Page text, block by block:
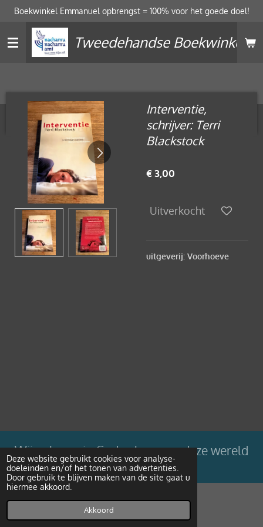
Deze website gebruikt cookies voor analyse-
doeleinden en/of het tonen van advertenties.
Door gebruik te blijven maken van de site gaat u
hiermee akkoord.
Akkoord
Ga
naar
hoofdinhoud
Tweedehandse Boekwinkel
Boekwinkel Emmanuel opbrengst = 100% voor het goede doel!
Interventie,
schrijver: Terri
Blackstock
€ 3,00
Uitverkocht
uitgeverij: Voorhoeve
Wij geloven in Gods plan voor deze wereld
Powered byJouwWeb